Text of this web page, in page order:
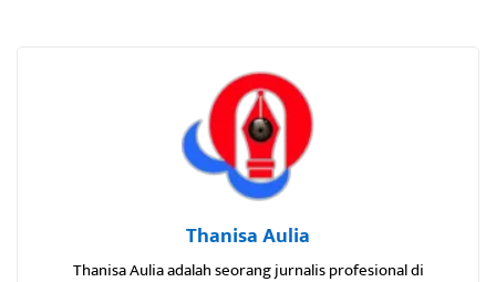
Thanisa Aulia
Thanisa Aulia adalah seorang jurnalis profesional di